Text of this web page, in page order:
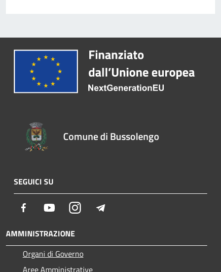
Comune di Bussolengo
SEGUICI SU
Facebook YoutubeInstagram
AMMINISTRAZIONE
Organi di Governo
Aree Amministrative